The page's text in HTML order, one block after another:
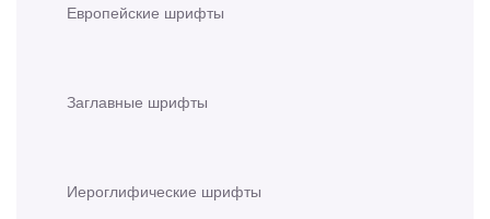
Европейские шрифты
Заглавные шрифты
Иероглифические шрифты